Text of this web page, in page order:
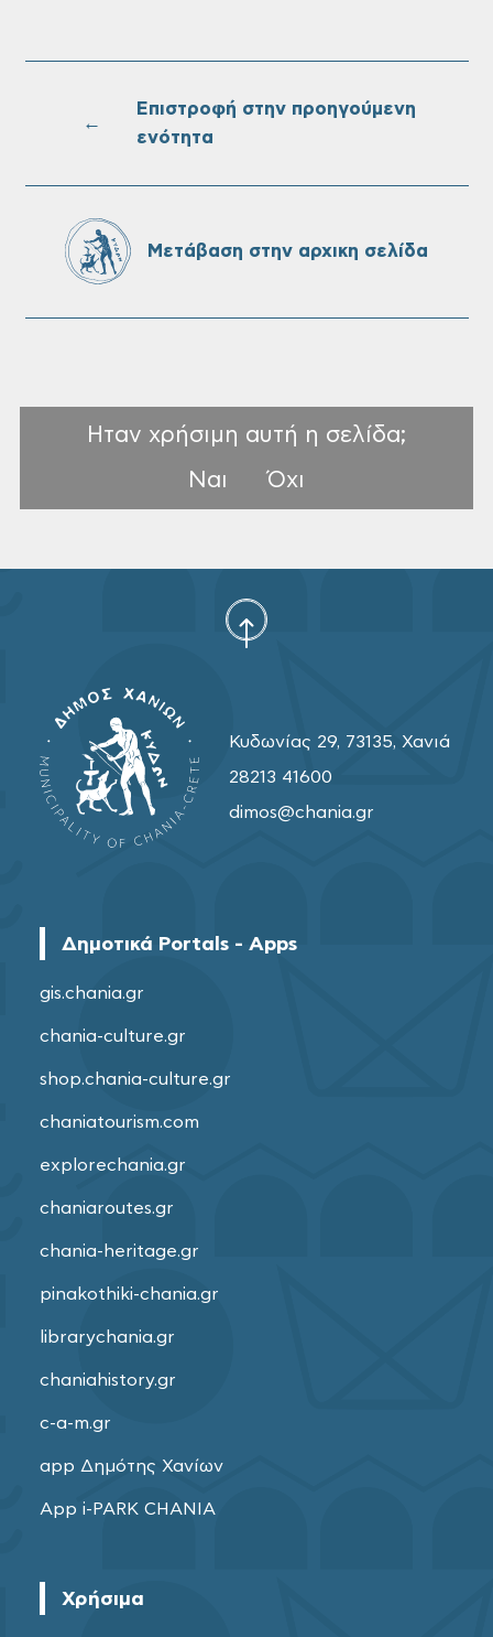
Τακτική συνεδρίαση Δημοτικής Επιτροπής
←
Επιστροφή στην προηγούμενη
ενότητα
Μετάβαση στην αρχικη σελίδα
Ηταν χρήσιμη αυτή η σελίδα;
Ναι
Όχι
Κυδωνίας 29, 73135, Χανιά
28213 41600
dimos@chania.gr
Δημοτικά Portals - Apps
gis.chania.gr
chania-culture.gr
shop.chania-culture.gr
chaniatourism.com
explorechania.gr
chaniaroutes.gr
chania-heritage.gr
pinakothiki-chania.gr
librarychania.gr
chaniahistory.gr
c-a-m.gr
app Δημότης Χανίων
App i-PARK CHANIA
Χρήσιμα